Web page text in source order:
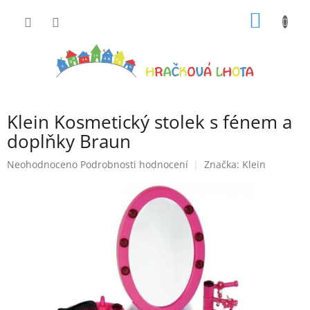
Klein Kosmetický stolek s fénem a
doplňky Braun
Průměrné
Neohodnoceno Podrobnosti hodnocení Značka: Klein